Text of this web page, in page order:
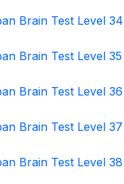
Brain Test Level 34
Brain Test Level 35
Brain Test Level 36
Brain Test Level 37
Brain Test Level 38